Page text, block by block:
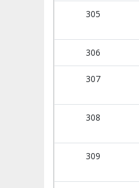
305
306
307
308
309